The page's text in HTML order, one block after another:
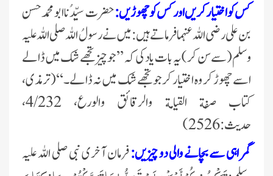
کس کو اختیار کریں اور کس کو چھوڑیں:حضرت سیِّدُنا ابو محمد حسن
بن علی رضی اللہ عنہمافرماتے ہیں: میں نےرسولُ اللہصلی اللہ علیہ
وسلم(سے سن کر)یہ بات یاد کی کہ ’’جو چیز تجھے شک میں ڈالے
اسے چھوڑ کر وہ اختیار کر جو تجھے شک میں نہ ڈالے۔‘‘(ترمذی،
كتاب صفة القیامة والرقائق والورع، 4/232،
حدیث:2526)
گمراہی سے بچانے والی دو چیزیں:فرمان آخری نبیصلی اللہ علیہ